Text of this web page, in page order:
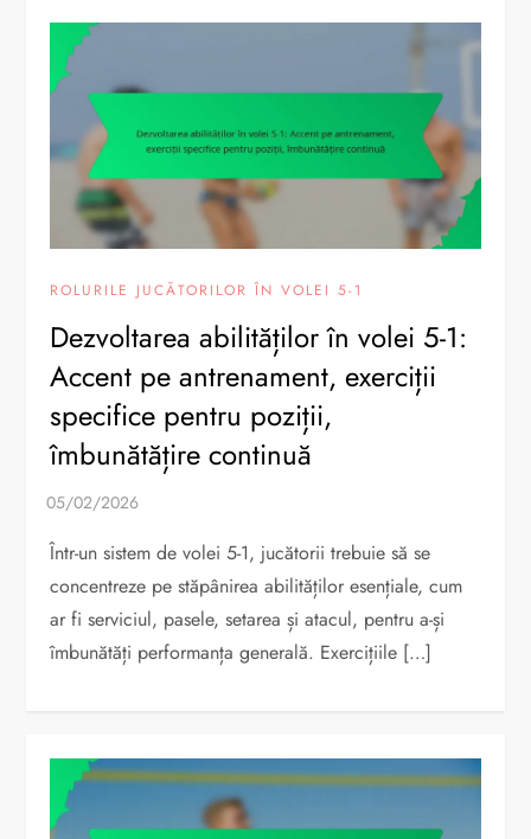
ROLURILE JUCĂTORILOR ÎN VOLEI 5-1
Dezvoltarea abilităților în volei 5-1:
Accent pe antrenament, exerciții
specifice pentru poziții,
îmbunătățire continuă
Într-un sistem de volei 5-1, jucătorii trebuie să se
concentreze pe stăpânirea abilităților esențiale, cum
ar fi serviciul, pasele, setarea și atacul, pentru a-și
îmbunătăți performanța generală. Exercițiile […]